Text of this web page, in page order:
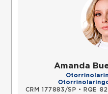
Amanda
CRM 177883/SP •
RQE